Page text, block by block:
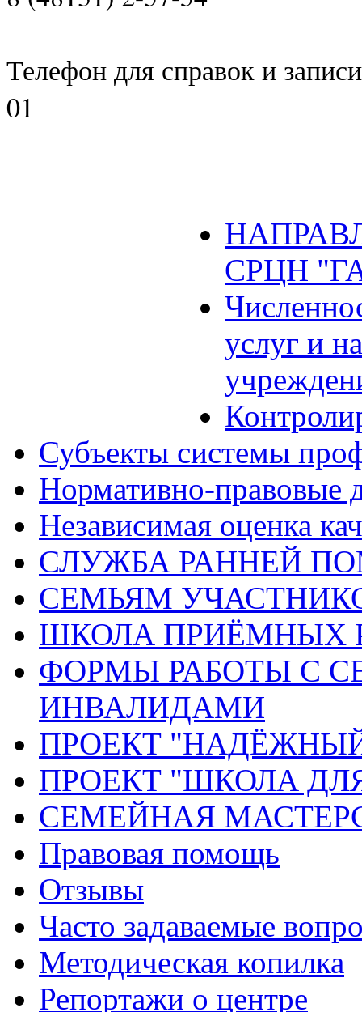
Телефон для справок и
01
СРЦН
услуг и
Субъекты системы
Нормативно-правовые
Независимая оценка
СЛУЖБА РАННЕЙ
СЕМЬЯМ
ШКОЛА ПРИЁМНЫХ
ФОРМЫ РАБОТЫ С
ИНВАЛИДАМИ
ПРОЕКТ
ПРОЕКТ "ШКОЛА
СЕМЕЙНАЯ
Правовая помощь
Отзывы
Часто задаваемые
Методическая копилка
Репортажи о центре